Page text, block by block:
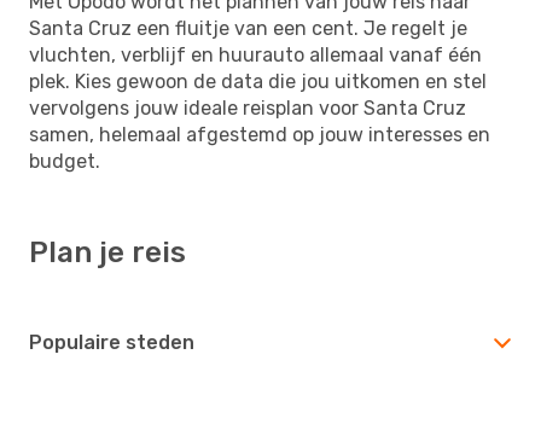
Santa Cruz een fluitje van een cent. Je regelt je
vluchten, verblijf en huurauto allemaal vanaf één
plek. Kies gewoon de data die jou uitkomen en stel
vervolgens jouw ideale reisplan voor Santa Cruz
samen, helemaal afgestemd op jouw interesses en
budget.
Plan je reis
Populaire steden